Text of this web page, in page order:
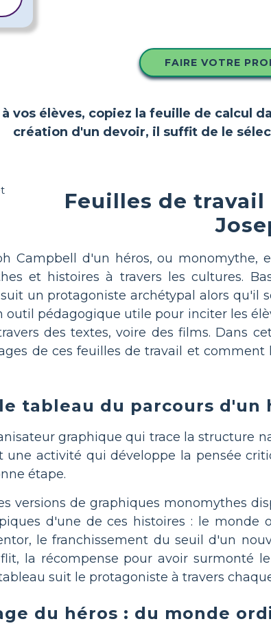
FAIRE VOTRE
vos élèves, copiez la feuille de calcul
création d'un devoir, il suffit de le
Feuilles de
Campbell d'un héros, ou
et histoires à travers les cultures.
un protagoniste archétypal alors qu'il
outil pédagogique utile pour inciter les
des textes, voire des films. Dans
de ces feuilles de travail et
tableau du parcours d'un
graphique qui trace la structure
une activité qui développe la pensée
étape.
versions de graphiques monomythes
d'une de ces histoires : le monde
le franchissement du seuil d'un
la récompense pour avoir surmonté
suit le protagoniste à travers
du héros : du monde